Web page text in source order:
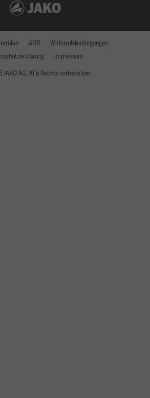
AG, Alle Rechte vorbehalten
AGB
Widerrufsbedingungen
Impressum